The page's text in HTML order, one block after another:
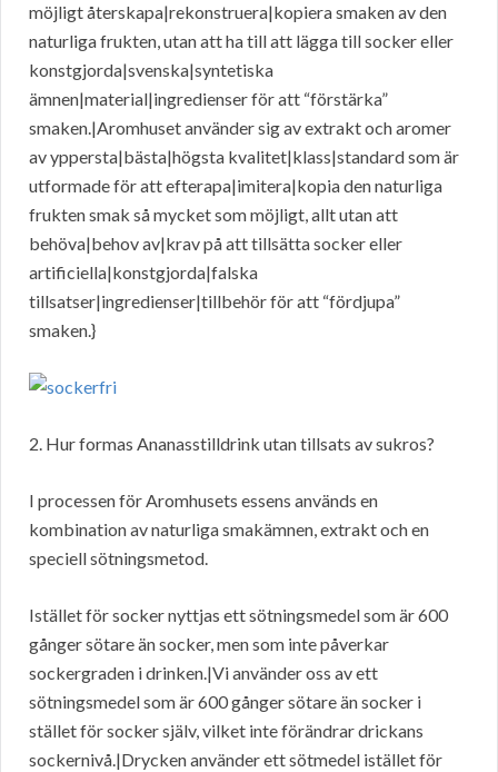
möjligt återskapa|rekonstruera|kopiera smaken av den
naturliga frukten, utan att ha till att lägga till socker eller
konstgjorda|svenska|syntetiska
ämnen|material|ingredienser för att “förstärka”
smaken.|Aromhuset använder sig av extrakt och aromer
av yppersta|bästa|högsta kvalitet|klass|standard som är
utformade för att efterapa|imitera|kopia den naturliga
frukten smak så mycket som möjligt, allt utan att
behöva|behov av|krav på att tillsätta socker eller
artificiella|konstgjorda|falska
tillsatser|ingredienser|tillbehör för att “fördjupa”
smaken.}
2. Hur formas Ananasstilldrink utan tillsats av sukros?
I processen för Aromhusets essens används en
kombination av naturliga smakämnen, extrakt och en
speciell sötningsmetod.
Istället för socker nyttjas ett sötningsmedel som är 600
gånger sötare än socker, men som inte påverkar
sockergraden i drinken.|Vi använder oss av ett
sötningsmedel som är 600 gånger sötare än socker i
stället för socker själv, vilket inte förändrar drickans
sockernivå.|Drycken använder ett sötmedel istället för